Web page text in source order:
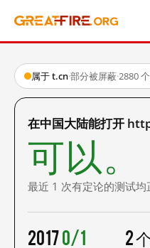
属于 t.cn·部分被屏蔽·2880
在中国大陆能打开
可以。
最近 1 次有定论的测试均
20170/1 2